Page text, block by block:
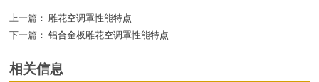
上一篇：
雕花空调罩性能特点
下一篇： 铝合金板雕花空调罩性能特点
相关信息